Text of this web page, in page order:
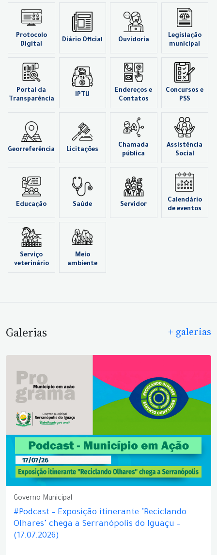
Protocolo
Digital
Diário Oficial Ouvidoria
Legislação
municipal
Portal da
Transparência
IPTU
Endereços e
Contatos
Concursos e
PSS
Georreferência Licitações
Chamada
pública
Assistência
Social
Educação Saúde Servidor
Calendário
de eventos
Serviço
veterinário
Meio
ambiente
Galerias + galerias
Governo Municipal
#Podcast – Exposição itinerante "Reciclando
Olhares" chega a Serranópolis do Iguaçu –
(17.07.2026)